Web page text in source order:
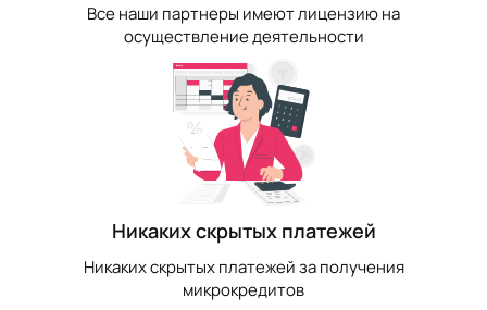
Все наши партнеры имеют лицензию на
осуществление деятельности
Никаких скрытых платежей
Никаких скрытых платежей за получения
микрокредитов